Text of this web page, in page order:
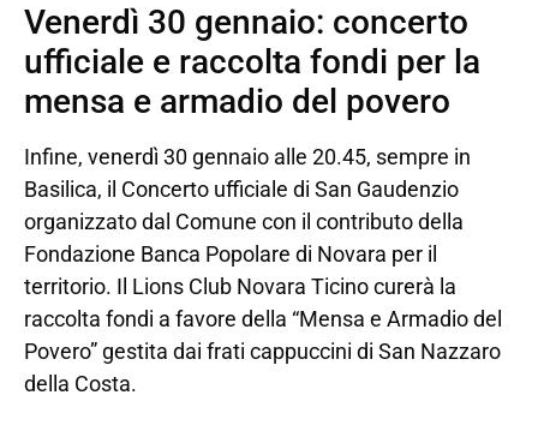
Venerdì 30 gennaio: concerto
ufficiale e raccolta fondi per la
mensa e armadio del povero
Infine, venerdì 30 gennaio alle 20.45, sempre in
Basilica, il Concerto ufficiale di San Gaudenzio
organizzato dal Comune con il contributo della
Fondazione Banca Popolare di Novara per il
territorio. Il Lions Club Novara Ticino curerà la
raccolta fondi a favore della “Mensa e Armadio del
Povero” gestita dai frati cappuccini di San Nazzaro
della Costa.